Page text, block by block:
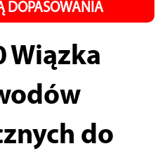
DOPASOWANIA
Wiązka
do